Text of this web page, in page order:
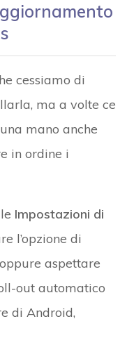
cessiamo di
ma a volte ce
mano anche
in ordine i
Impostazioni di
l’opzione di
aspettare
out automatico
di Android,